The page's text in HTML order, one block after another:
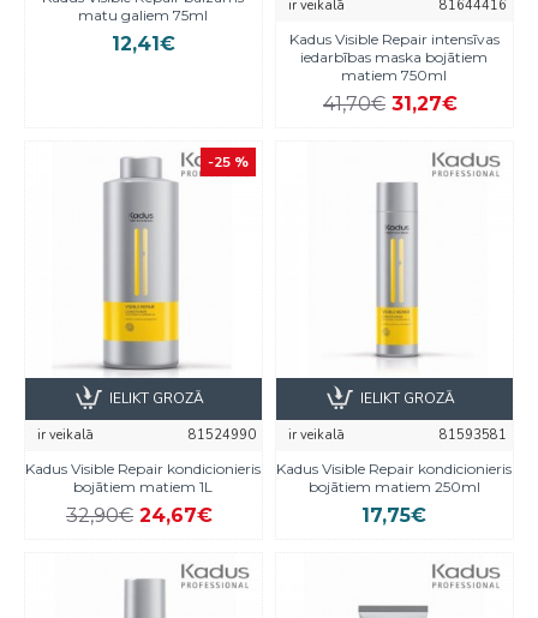
matu galiem 75ml
12,41€
ir veikalā
81644416
Kadus Visible Repair intensīvas
iedarbības maska bojātiem
matiem 750ml
41,70€ 31,27€
-25 %
ir veikalā
81524990
Kadus Visible Repair kondicionieris
bojātiem matiem 1L
32,90€ 24,67€
IELIKT GROZĀ
ir veikalā
81593581
Kadus Visible Repair kondicionieris
bojātiem matiem 250ml
17,75€
IELIKT GROZĀ